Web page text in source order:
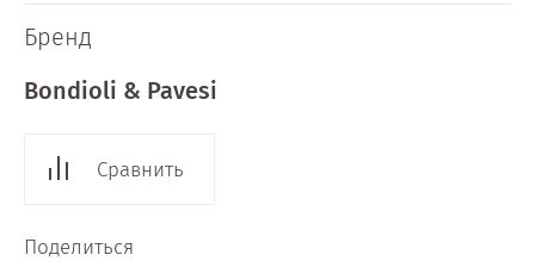
Бренд
Bondioli & Pavesi
Сравнить
Поделиться